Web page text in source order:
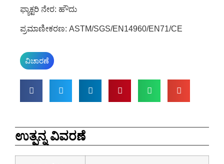
ಫ್ಯಾಕ್ಟರಿ ನೇರ: ಹೌದು
ಪ್ರಮಾಣೀಕರಣ: ASTM/SGS/EN14960/EN71/CE
ವಿಚಾರಣೆ
ಉತ್ಪನ್ನ ವಿವರಣೆ